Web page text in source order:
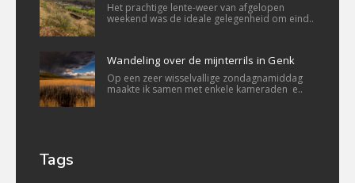
Het prachtige lente-weer van afgelopen
weekend was de ideale gelegenheid om eind..
Wandeling over de mijnterrils in Genk
Op een zeer wisselvallige zondagnamiddag
maakte ik samen met enkele kameraden e..
Tags